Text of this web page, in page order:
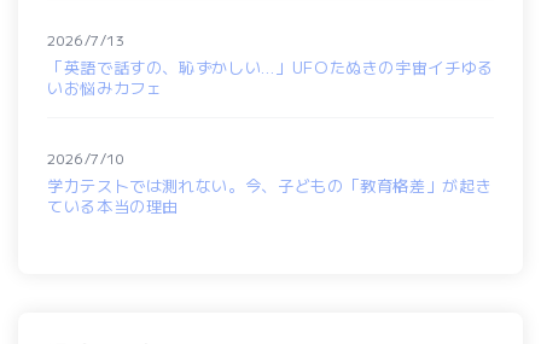
「英語で話すの、恥ずかしい…」UFOたぬきの宇宙イチゆる
いお悩みカフェ
2026/7/13
学力テストでは測れない。今、子どもの「教育格差」が起き
ている本当の理由
2026/7/10